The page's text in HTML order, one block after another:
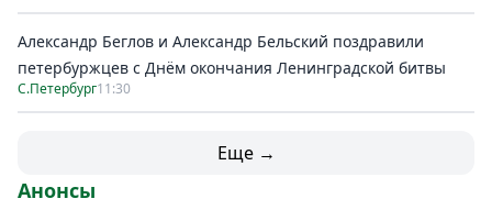
Александр Беглов и Александр Бельский поздравили
петербуржцев с Днём окончания Ленинградской битвы
С.Петербург11:30
Еще →
Анонсы